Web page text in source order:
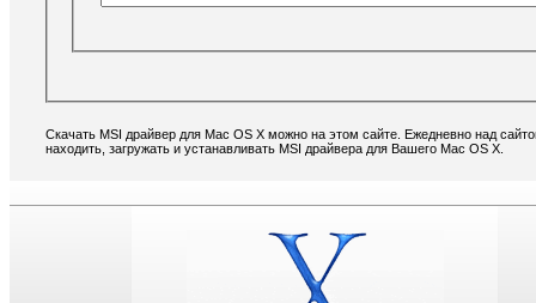
Скачать MSI драйвер для Mac OS X можно на этом сайте. Ежедневно над
находить, загружать и устанавливать MSI драйвера для Вашего Mac OS X.